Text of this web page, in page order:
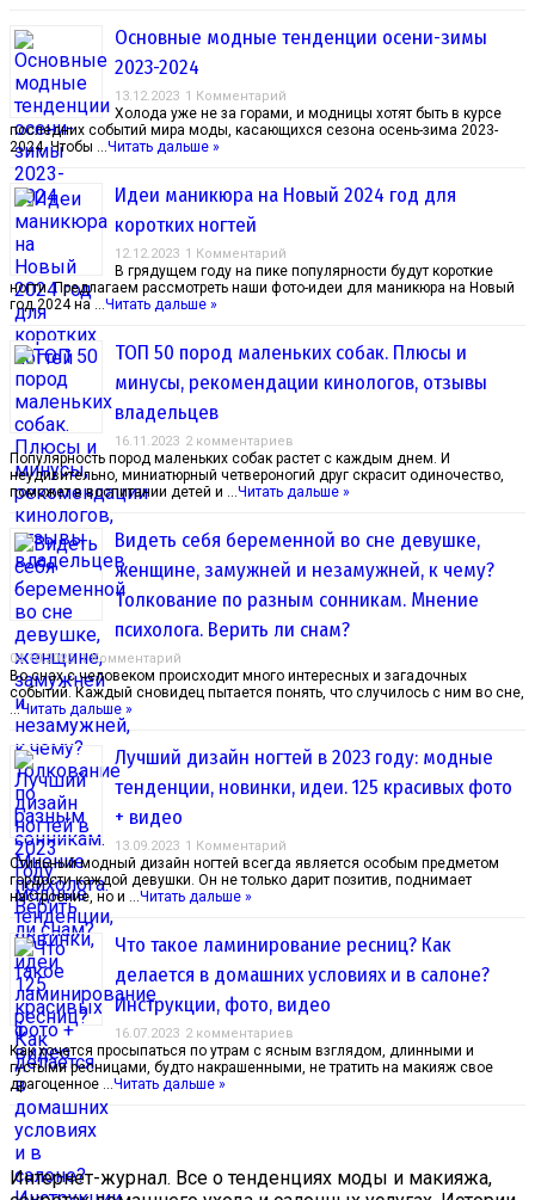
Основные модные тенденции осени-зимы
2023-2024
13.12.2023 1 Комментарий
Холода уже не за горами, и модницы хотят быть в курсе
последних событий мира моды, касающихся сезона осень-зима 2023-
2024. Чтобы …Читать дальше »
Идеи маникюра на Новый 2024 год для
коротких ногтей
12.12.2023 1 Комментарий
В грядущем году на пике популярности будут короткие
ногти. Предлагаем рассмотреть наши фото-идеи для маникюра на Новый
год 2024 на …Читать дальше »
ТОП 50 пород маленьких собак. Плюсы и
минусы, рекомендации кинологов, отзывы
владельцев
16.11.2023 2 комментариев
Популярность пород маленьких собак растет с каждым днем. И
неудивительно, миниатюрный четвероногий друг скрасит одиночество,
поможет в воспитании детей и …Читать дальше »
Видеть себя беременной во сне девушке,
женщине, замужней и незамужней, к чему?
Толкование по разным сонникам. Мнение
психолога. Верить ли снам?
04.10.2023 1 Комментарий
Во снах с человеком происходит много интересных и загадочных
событий. Каждый сновидец пытается понять, что случилось с ним во сне,
…Читать дальше »
Лучший дизайн ногтей в 2023 году: модные
тенденции, новинки, идеи. 125 красивых фото
+ видео
13.09.2023 1 Комментарий
Стильный модный дизайн ногтей всегда является особым предметом
гордости каждой девушки. Он не только дарит позитив, поднимает
настроение, но и …Читать дальше »
Что такое ламинирование ресниц? Как
делается в домашних условиях и в салоне?
Инструкции, фото, видео
16.07.2023 2 комментариев
Как хочется просыпаться по утрам с ясным взглядом, длинными и
густыми ресницами, будто накрашенными, не тратить на макияж свое
драгоценное …Читать дальше »
Интернет-журнал. Все о тенденциях моды и макияжа,